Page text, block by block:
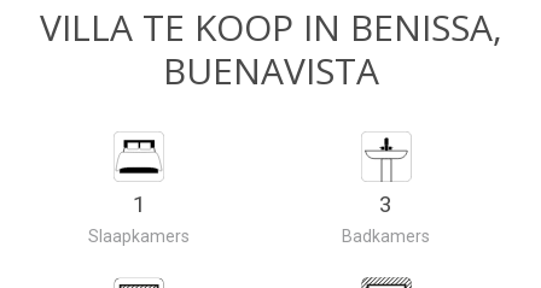
VILLA TE KOOP IN BENISSA,
BUENAVISTA
1
Slaapkamers
3
Badkamers